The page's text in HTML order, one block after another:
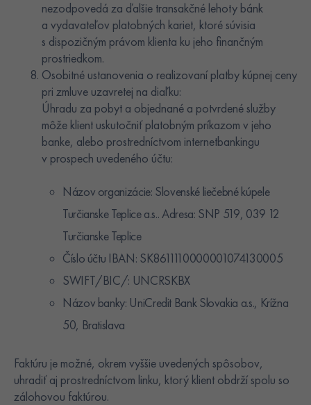
nezodpovedá za ďalšie transakčné lehoty bánk
a vydavateľov platobných kariet, ktoré súvisia
s dispozičným právom klienta ku jeho finančným
prostriedkom.
Osobitné ustanovenia o realizovaní platby kúpnej ceny
pri zmluve uzavretej na diaľku:
Úhradu za pobyt a objednané a potvrdené služby
môže klient uskutočniť platobným príkazom v jeho
banke, alebo prostredníctvom internetbankingu
v prospech uvedeného účtu:
Názov organizácie: Slovenské liečebné kúpele
Turčianske Teplice a.s.. Adresa: SNP 519, 039 12
Turčianske Teplice
Číslo účtu IBAN: SK8611110000001074130005
SWIFT/BIC/: UNCRSKBX
Názov banky: UniCredit Bank Slovakia a.s., Krížna
50, Bratislava
Faktúru je možné, okrem vyššie uvedených spôsobov,
uhradiť aj prostredníctvom linku, ktorý klient obdrží spolu so
zálohovou faktúrou.